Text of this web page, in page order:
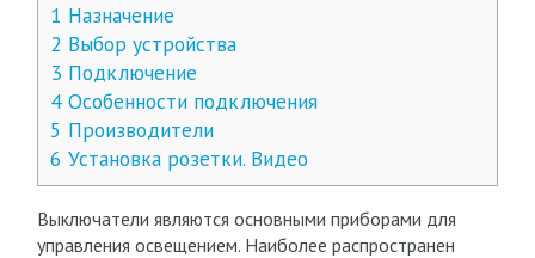
1 Назначение
2 Выбор устройства
3 Подключение
4Особенности подключения
5 Производители
6 Установка розетки. Видео
Выключатели являются основными приборами для
управления освещением. Наиболее распространен